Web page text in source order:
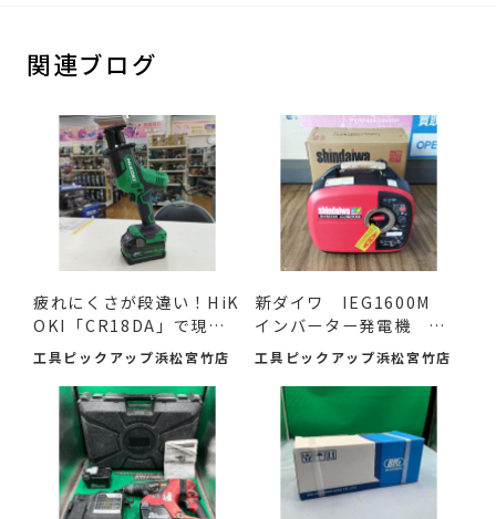
関連ブログ
疲れにくさが段違い！HiK
OKI「CR18DA」で現場
の作...
工具ピックアップ浜松宮竹店
新ダイワ IEG1600M
インバーター発電機 入
荷し...
工具ピックアップ浜松宮竹店